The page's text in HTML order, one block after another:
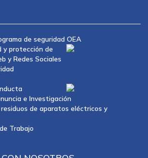
de seguridad OEA
y protección de
y Redes Sociales
e Investigación
de aparatos eléctricos y
Trabajo